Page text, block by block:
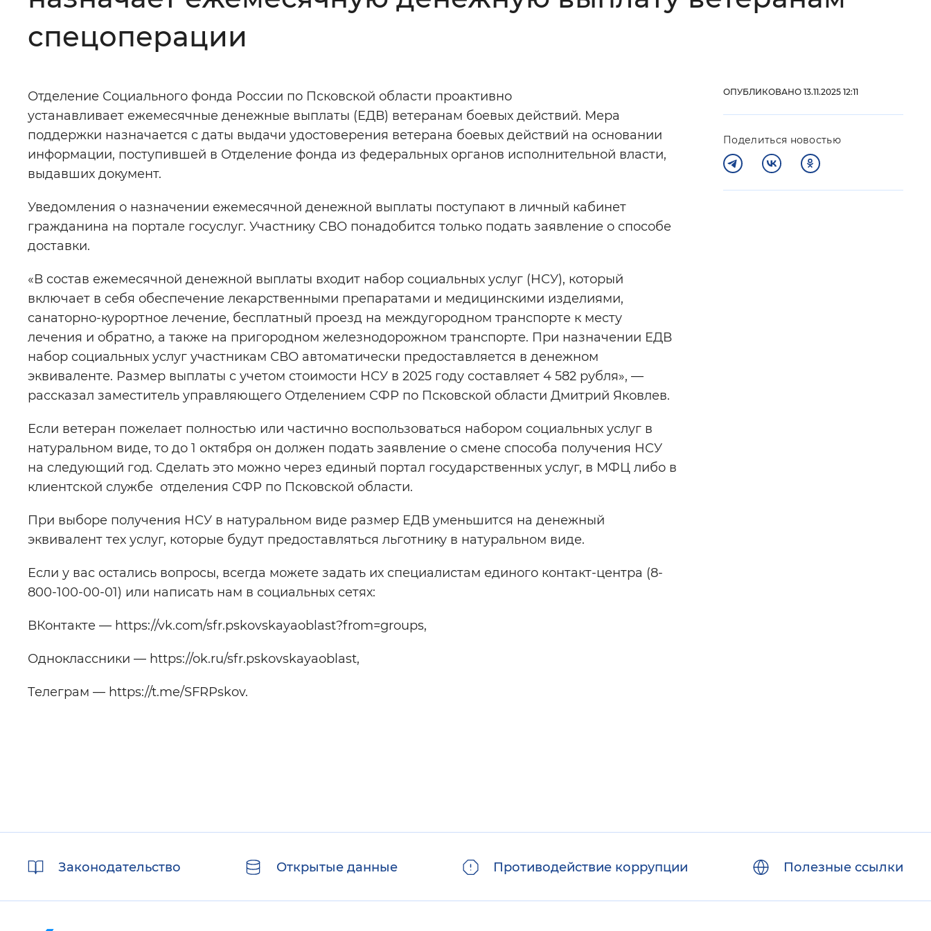
Звуковой ассистент : Воспроизвести Остановить Повторить
Вернуть стандартные настройки
спецоперации
Отделение Социального фонда России по Псковской области проактивно
устанавливает ежемесячные денежные выплаты (ЕДВ) ветеранам боевых действий. Мера
поддержки назначается с даты выдачи удостоверения ветерана боевых действий на основании
информации, поступившей в Отделение фонда из федеральных органов исполнительной власти,
выдавших документ.
Уведомления о назначении ежемесячной денежной выплаты поступают в личный кабинет
гражданина на портале госуслуг. Участнику СВО понадобится только подать заявление о способе
доставки.
«В состав ежемесячной денежной выплаты входит набор социальных услуг (НСУ), который
включает в себя обеспечение лекарственными препаратами и медицинскими изделиями,
санаторно-курортное лечение, бесплатный проезд на междугородном транспорте к месту
лечения и обратно, а также на пригородном железнодорожном транспорте. При назначении ЕДВ
набор социальных услуг участникам СВО автоматически предоставляется в денежном
эквиваленте. Размер выплаты с учетом стоимости НСУ в 2025 году составляет 4 582 рубля», —
рассказал заместитель управляющего Отделением СФР по Псковской области Дмитрий Яковлев.
Если ветеран пожелает полностью или частично воспользоваться набором социальных услуг в
натуральном виде, то до 1 октября он должен подать заявление о смене способа получения НСУ
на следующий год. Сделать это можно через единый портал государственных услуг, в МФЦ либо в
клиентской службе отделения СФР по Псковской области.
При выборе получения НСУ в натуральном виде размер ЕДВ уменьшится на денежный
эквивалент тех услуг, которые будут предоставляться льготнику в натуральном виде.
Если у вас остались вопросы, всегда можете задать их специалистам единого контакт-центра (8-
800-100-00-01) или написать нам в социальных сетях:
ВКонтакте — https://vk.com/sfr.pskovskayaoblast?from=groups,
Одноклассники — https://ok.ru/sfr.pskovskayaoblast,
Телеграм — https://t.me/SFRPskov.
ОПУБЛИКОВАНО 13.11.2025 12:11
Поделиться новостью
ссылкиЗаконодательство Открытые данные Противодействие коррупции Полезные ссылки